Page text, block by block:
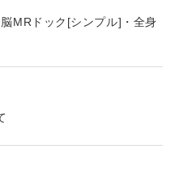
MRドック[シンプル]・全身